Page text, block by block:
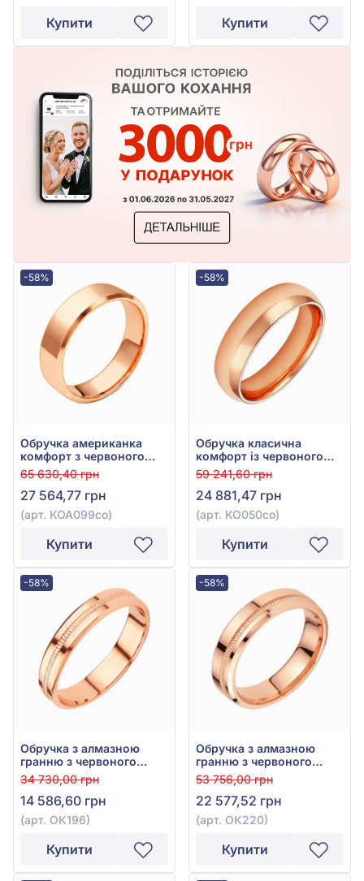
Купити Купити
-58%
Обручка американка
комфорт з червоного
золота 585°, арт. КОА
099со
65 630,40 грн
27 564,77 грн
(арт. КОА099со)
Купити
-58%
Обручка класична
комфорт із червоного
золота 585° без вставки,
арт. КО050со
59 241,60 грн
24 881,47 грн
(арт. КО050со)
Купити
-58%
Обручка з алмазною
гранню з червоного
золота 585°, арт. ОК196
34 730,00 грн
14 586,60 грн
(арт. ОК196)
Купити
-58%
Обручка з алмазною
гранню з червоного
золота 585°, арт. ОК220
53 756,00 грн
22 577,52 грн
(арт. ОК220)
Купити